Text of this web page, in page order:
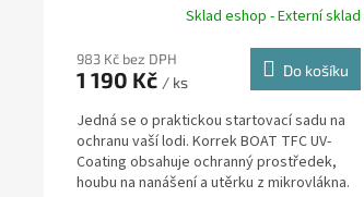
Sklad eshop - Externí sklad
983 Kč bez DPH
1 190 Kč / ks
Do košíku
Jedná se o praktickou startovací sadu na
ochranu vaší lodi. Korrek BOAT TFC UV-
Coating obsahuje ochranný prostředek,
houbu na nanášení a utěrku z mikrovlákna.